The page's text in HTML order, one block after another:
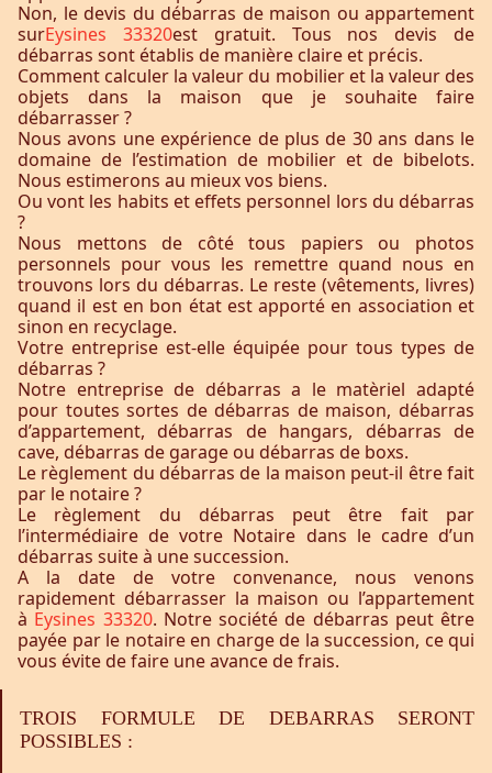
Non, le devis du débarras de maison ou appartement
surEysines 33320est gratuit. Tous nos devis de
débarras sont établis de manière claire et précis.
Comment calculer la valeur du mobilier et la valeur des
objets dans la maison que je souhaite faire
débarrasser ?
Nous avons une expérience de plus de 30 ans dans le
domaine de l’estimation de mobilier et de bibelots.
Nous estimerons au mieux vos biens.
Ou vont les habits et effets personnel lors du débarras
?
Nous mettons de côté tous papiers ou photos
personnels pour vous les remettre quand nous en
trouvons lors du débarras. Le reste (vêtements, livres)
quand il est en bon état est apporté en association et
sinon en recyclage.
Votre entreprise est-elle équipée pour tous types de
débarras ?
Notre entreprise de débarras a le matèriel adapté
pour toutes sortes de débarras de maison, débarras
d’appartement, débarras de hangars, débarras de
cave, débarras de garage ou débarras de boxs.
Le règlement du débarras de la maison peut-il être fait
par le notaire ?
Le règlement du débarras peut être fait par
l’intermédiaire de votre Notaire dans le cadre d’un
débarras suite à une succession.
A la date de votre convenance, nous venons
rapidement débarrasser la maison ou l’appartement
à Eysines 33320. Notre société de débarras peut être
payée par le notaire en charge de la succession, ce qui
vous évite de faire une avance de frais.
TROIS FORMULE DE DEBARRAS SERONT
POSSIBLES :